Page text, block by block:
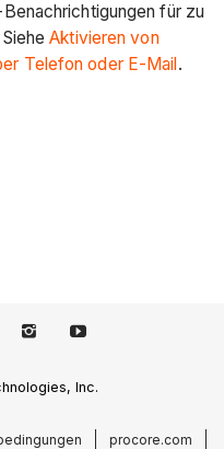
für zu
SieheAktivieren von
Telefon oder E-Mail .
Inc.
procore.com